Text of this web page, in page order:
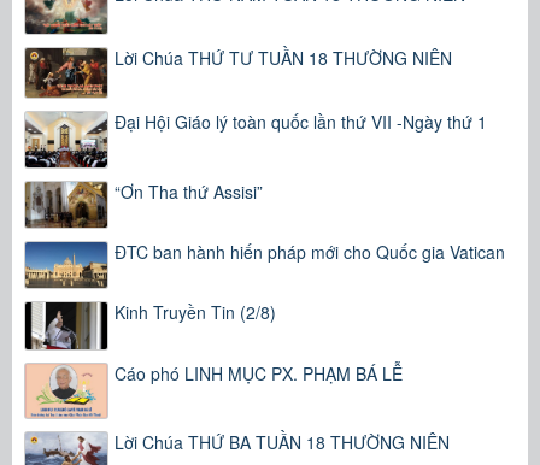
Lời Chúa THỨ TƯ TUẦN 18 THƯỜNG NIÊN
Đại Hội Giáo lý toàn quốc lần thứ VII -Ngày thứ 1
“Ơn Tha thứ Assisi”
ĐTC ban hành hiến pháp mới cho Quốc gia Vatican
Kinh Truyền Tin (2/8)
Cáo phó LINH MỤC PX. PHẠM BÁ LỄ
Lời Chúa THỨ BA TUẦN 18 THƯỜNG NIÊN